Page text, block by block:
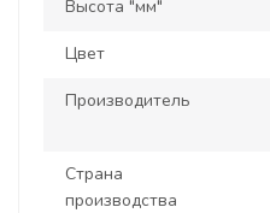
Высота "мм"
Цвет
Производитель
Страна
производства